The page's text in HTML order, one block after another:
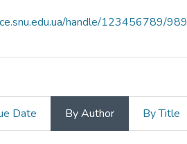
handle/123456789/989
Date By Author By Title